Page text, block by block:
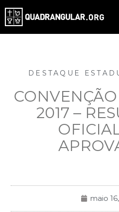
DESTAQUE
2017 –
maio